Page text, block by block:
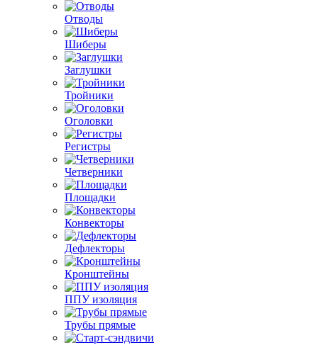
Отводы
Шиберы
Заглушки
Тройники
Оголовки
Регистры
Четверники
Площадки
Конвекторы
Дефлекторы
Кронштейны
ППУ изоляция
Трубы прямые